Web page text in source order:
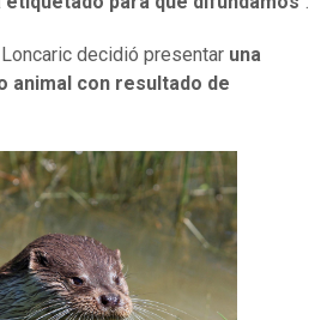
decidió presentar una
animal con resultado de